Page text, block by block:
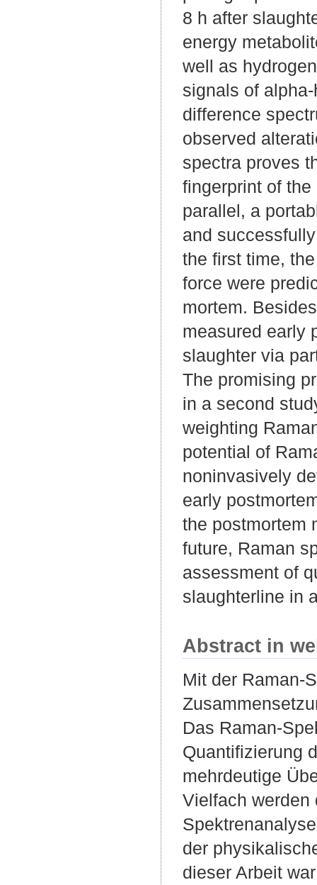
8 h after
energy
well as
signals of
difference
observed
spectra proves
fingerprint of
parallel, a
and
the first time,
force were
mortem.
measured early
slaughter via
The promising
in a second
weighting
potential of
noninvasively
early
the postmortem
future, Raman
assessment of
slaughterline in
Abstract in
Mit der Raman-
Das Raman-
Quantifizierung
mehrdeutige
Vielfach werden
der
dieser Arbeit